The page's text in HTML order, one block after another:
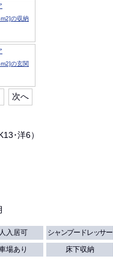
次へ
･洋6）
入居可 シャンプードレッサー
場あり 床下収納